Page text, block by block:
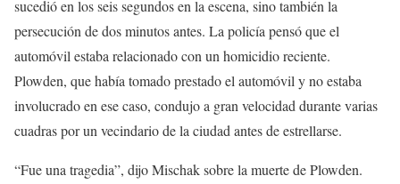
sucedió en los seis segundos en la escena, sino también la
persecución de dos minutos antes. La policía pensó que el
automóvil estaba relacionado con un homicidio reciente.
Plowden, que había tomado prestado el automóvil y no estaba
involucrado en ese caso, condujo a gran velocidad durante varias
cuadras por un vecindario de la ciudad antes de estrellarse.
“Fue una tragedia”, dijo Mischak sobre la muerte de Plowden.